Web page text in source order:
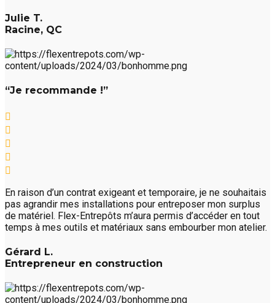
Julie T.
Racine, QC
“Je recommande !”
En raison d’un contrat exigeant et temporaire, je ne souhaitais
pas agrandir mes installations pour entreposer mon surplus
de matériel. Flex-Entrepôts m’aura permis d’accéder en tout
temps à mes outils et matériaux sans embourber mon atelier.
Gérard L.
Entrepreneur en construction